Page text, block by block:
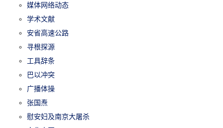
媒体网络动态
学术文献
安省高速公路
寻根探源
工具辞条
巴以冲突
广播体操
张国焘
慰安妇及南京大屠杀